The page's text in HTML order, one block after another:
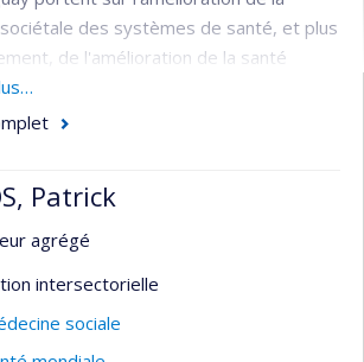
des systèmes de santé, et plus
de l'amélioration de la santé
de façon durable et équitable.
Patrick
agrégé
intersectorielle
sociale